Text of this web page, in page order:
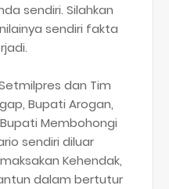
sendiri. Silahkan
sendiri fakta
dan Tim
Bupati Arogan,
Membohongi
sendiri diluar
Kehendak,
dalam bertutur